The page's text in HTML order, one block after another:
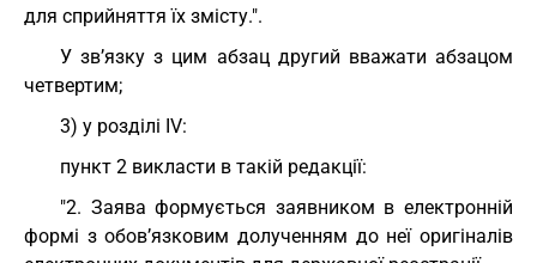
для сприйняття їх змісту.".
У зв’язку з цим абзац другий вважати абзацом
четвертим;
3) у розділі ІV:
пункт 2 викласти в такій редакції:
"2. Заява формується заявником в електронній
формі з обов’язковим долученням до неї оригіналів